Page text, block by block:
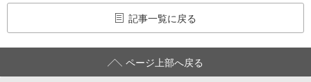
記事一覧に戻る
ページ上部へ戻る